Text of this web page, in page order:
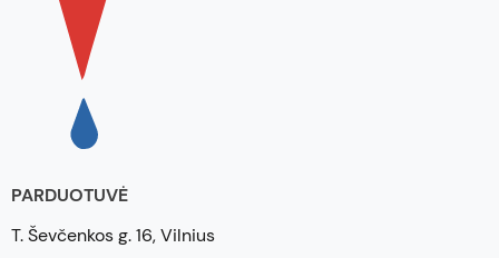
PARDUOTUVĖ
T. Ševčenkos g. 16, Vilnius